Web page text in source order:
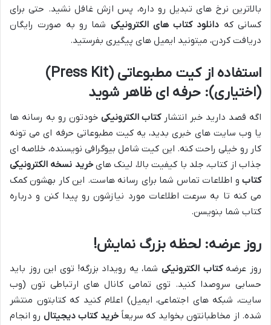
بالاترین نرخ های تبدیل رو داره، پس ازش غافل نشید. حتی برای
کسانی که دانلود کتاب های الکترونیکی شما رو به صورت رایگان
دریافت کردن، میتونید ایمیل های پیگیری بفرستید.
استفاده از کیت مطبوعاتی (Press Kit)
(اختیاری): حرفه ای ظاهر شوید
اگه قصد دارید خبر انتشارکتاب الکترونیکی خودتون رو به رسانه ها
یا وب سایت های خبری بدید، یه کیت مطبوعاتی حرفه ای می تونه
کار رو خیلی راحت کنه. این کیت شامل بیوگرافی نویسنده، خلاصه ای
جذاب از کتاب، جلد با کیفیت بالا، لینک هایخرید نسخه الکترونیکی
کتاب و اطلاعات تماس شما برای رسانه هاست. این کار بهشون کمک
می کنه تا به سرعت اطلاعات مورد نیازشون رو پیدا کنن و درباره
کتاب شما بنویسن.
روز عرضه: لحظه بزرگ نمایش!
روز عرضهکتاب الکترونیکیشما، یه رویداد بزرگه! توی این روز باید
حسابی سروصدا کنید. توی تمامی کانال های ارتباطی تون (وب
سایت، شبکه های اجتماعی، ایمیل) اعلام کنید که کتابتون منتشر
شده. از مخاطبانتون بخواید که سریعاًخرید کتاب دیجیتال رو انجام